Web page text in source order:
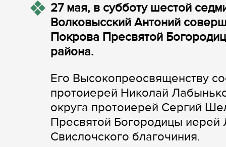
27 мая, в субботу шестой
Волковысский Антоний
Покрова Пресвятой
района.
Его Высокопреосвященству
протоиерей Николай
округа протоиерей Сергий
Пресвятой Богородицы
Свислочского благочиния.